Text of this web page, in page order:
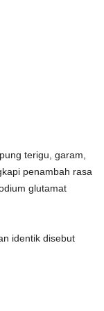
terigu, garam,
penambah rasa
glutamat
identik disebut